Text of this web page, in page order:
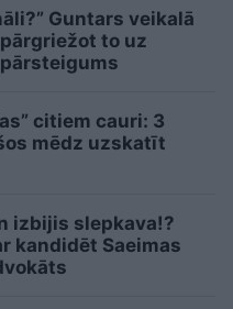
Guntars veikalā
to uz
citiem cauri: 3
mēdz uzskatīt
izbijis slepkava!?
kandidēt Saeimas